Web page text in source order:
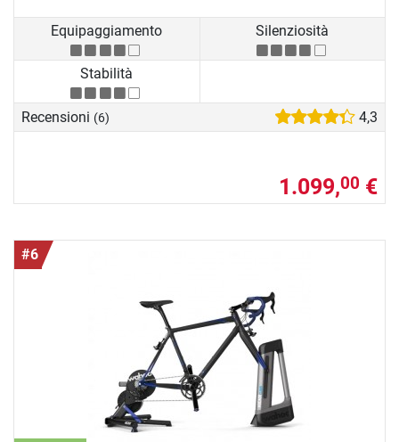
Equipaggiamento Silenziosità
Stabilità
Recensioni (6) 4,3
1.099,00 €
#6